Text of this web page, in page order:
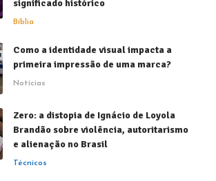
significado histórico
Bíblia
Como a identidade visual impacta a
primeira impressão de uma marca?
Notícias
Zero: a distopia de Ignácio de Loyola
Brandão sobre violência, autoritarismo
e alienação no Brasil
Técnicos